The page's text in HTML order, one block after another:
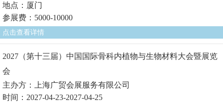
地点：厦门
参展费：5000-10000
点击查看详情
2027（第十三届）中国国际骨科内植物与生物材料大会暨展览
会
主办方：上海广贸会展服务有限公司
时间：2027-04-23-2027-04-25